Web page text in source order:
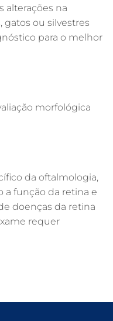
alterações na
gatos ou silvestres
para o melhor
morfológica
da oftalmologia,
a função da retina e
doenças da retina
requer